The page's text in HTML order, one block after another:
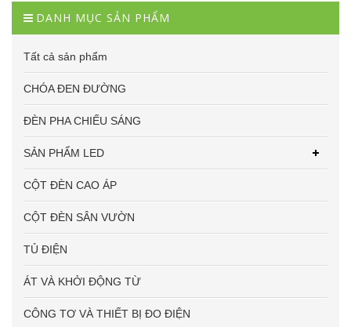
DANH MỤC SẢN PHẨM
Tất cả sản phẩm
CHÓA ĐEN ĐƯỜNG
ĐÈN PHA CHIẾU SÁNG
SẢN PHẨM LED
CỘT ĐÈN CAO ÁP
CỘT ĐÈN SÂN VƯỜN
TỦ ĐIỆN
ÁT VÀ KHỞI ĐỘNG TỪ
CÔNG TƠ VÀ THIẾT BỊ ĐO ĐIỆN